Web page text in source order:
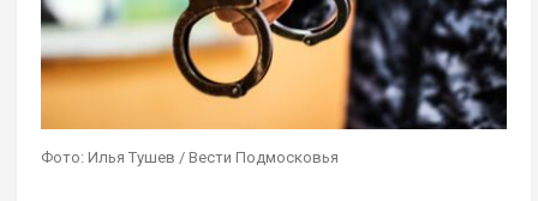
Фото: Илья Тушев / Вести Подмосковья